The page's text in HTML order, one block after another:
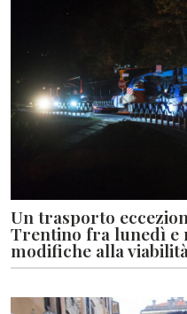
Un trasporto
Trentino fra lunedì e
modifiche alla